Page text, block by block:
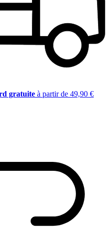
gratuite à partir de 49,90 €